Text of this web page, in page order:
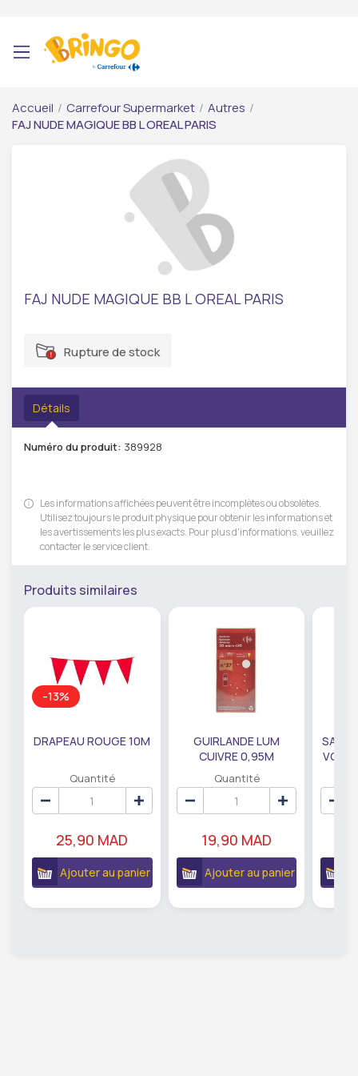
Accueil / Carrefour Supermarket / Autres /
FAJ NUDE MAGIQUE BB L OREAL PARIS
FAJ NUDE MAGIQUE BB L OREAL PARIS
Rupture de stock
Détails
Numéro du produit: 389928
Les informations affichées peuvent être incomplètes ou obsolètes.
Utilisez toujours le produit physique pour obtenir les informations et
les avertissements les plus exacts. Pour plus d'informations, veuillez
contacter le service client.
Produits similaires
-13%
DRAPEAU ROUGE 10M
Quantité
25,90 MAD
Ajouter au panier
GUIRLANDE LUM
CUIVRE 0,95M
DE79207
Quantité
19,90 MAD
Ajouter au panier